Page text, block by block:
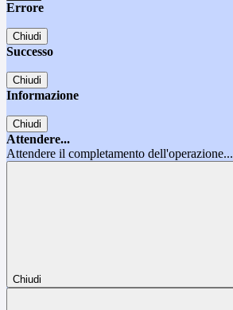
Errore
Chiudi
Successo
Chiudi
Informazione
Chiudi
Attendere...
Attendere il completamento dell'operazione...
Chiudi